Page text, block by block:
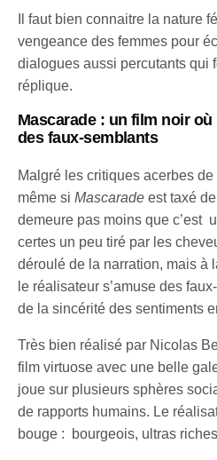
Il faut bien connaitre la nature
vengeance des femmes pour
dialogues aussi percutants qui
réplique.
Mascarade : un film noir où
des faux-semblants
Malgré les critiques acerbes
même siMascarade est taxé
demeure pas moins que c’est
certes un peu tiré par les
déroulé de la narration, mais à
le réalisateur s’amuse des
de la sincérité des sentiments
Très bien réalisé par Nicolas
film virtuose avec une belle
joue sur plusieurs sphères
de rapports humains. Le
bouge : bourgeois, ultras